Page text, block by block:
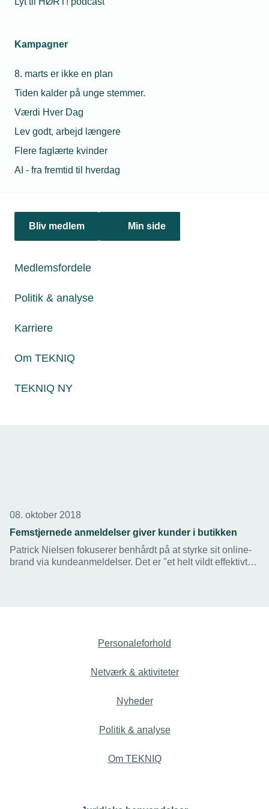
Kampagner
8. marts er ikke en plan
Tiden kalder på unge stemmer.
Værdi Hver Dag
Lev godt, arbejd længere
Flere faglærte kvinder
AI - fra fremtid til hverdag
Bliv medlem Min side
Medlemsfordele
Politik & analyse
Karriere
Om TEKNIQ
TEKNIQ NY
13. august 2018
Uggerly Installation er blandt 10 udvalgte virksomheder i et
industri. Pilotprojektet skal hjælpe virksomhederne med at
udvikle nye forretningsmodeller i et foranderligt marked.
Ny teknologi er ikke i brug på byggepladserne
digitale metoder, men håndværkerne på byggepladserne
08. oktober 2018
Femstjernede anmeldelser giver kunder i butikken
Patrick Nielsen fokuserer benhårdt på at styrke sit online-
brand via kundeanmeldelser. Det er "et helt vildt effektivt
Personaleforhold
Netværk & aktiviteter
Nyheder
Politik & analyse
Om TEKNIQ